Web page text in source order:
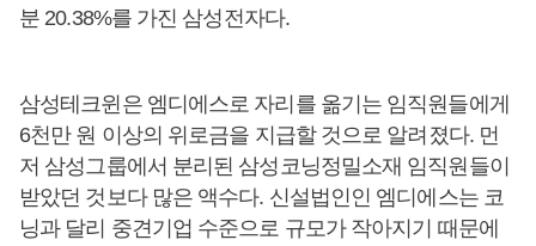
분 20.38%를 가진 삼성전자다.
삼성테크윈은 엠디에스로 자리를 옮기는 임직원들에게
6천만 원 이상의 위로금을 지급할 것으로 알려졌다. 먼
저 삼성그룹에서 분리된 삼성코닝정밀소재 임직원들이
받았던 것보다 많은 액수다. 신설법인인 엠디에스는 코
닝과 달리 중견기업 수준으로 규모가 작아지기 때문에